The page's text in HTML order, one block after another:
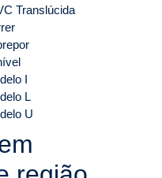
Translúcida
I
L
U